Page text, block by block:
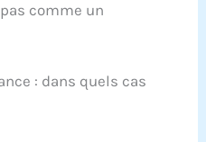
comme un
: dans quels cas